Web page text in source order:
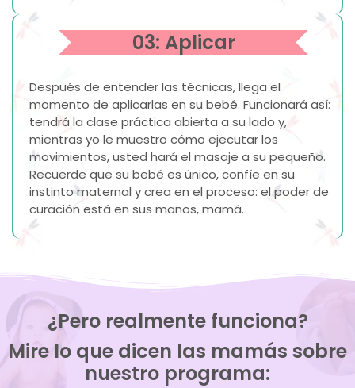
03: Aplicar
Después de entender las técnicas, llega el
momento de aplicarlas en su bebé. Funcionará así:
tendrá la clase práctica abierta a su lado y,
mientras yo le muestro cómo ejecutar los
movimientos, usted hará el masaje a su pequeño.
Recuerde que su bebé es único, confíe en su
instinto maternal y crea en el proceso: el poder de
curación está en sus manos, mamá.
¿Pero realmente funciona?
Mire lo que dicen las mamás sobre
nuestro programa: